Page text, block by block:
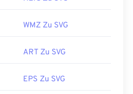
WMZ Zu SVG
ART Zu SVG
EPS Zu SVG